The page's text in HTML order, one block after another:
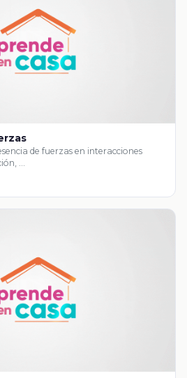
de fuerzas en interacciones
…